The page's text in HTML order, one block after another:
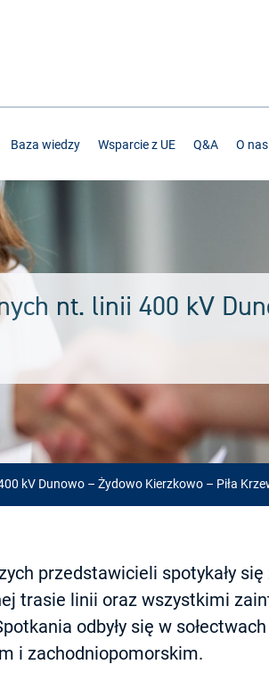
Baza wiedzy Wsparcie z UE Q&A O nas
nt. linii 400 kV
kV Dunowo – Żydowo Kierzkowo – Piła
przedstawicieli spotykały
trasie linii oraz wszystkimi
odbyły się w
i zachodniopomorskim.